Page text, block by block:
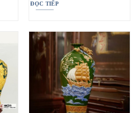
ĐỌC TIẾP